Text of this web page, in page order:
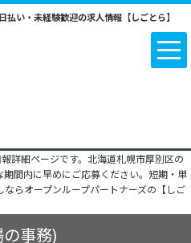
い・未経験歓迎の求人情報【しごとら】
詳細ページです。北海道札幌市厚別区の
間内に早めにご応募ください。短期・単
らオープンループパートナーズの【しご
事務)